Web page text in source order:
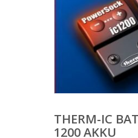
THERM-IC
1200 AKKU